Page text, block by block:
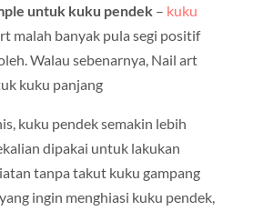
untuk kuku pendek– kuku
malah banyak pula segi positif
Walau sebenarnya, Nail art
kuku panjang
kuku pendek semakin lebih
dipakai untuk lakukan
tanpa takut kuku gampang
ingin menghiasi kuku pendek,